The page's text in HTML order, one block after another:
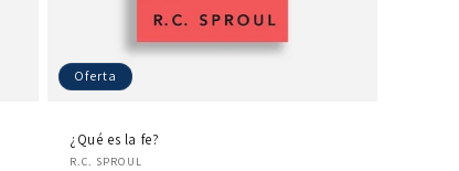
Oferta
¿Qué es la fe?
Proveedor:
R.C. SPROUL